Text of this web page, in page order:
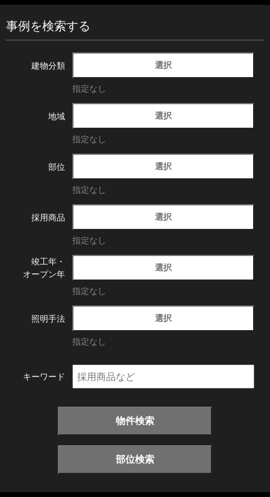
事例を検索する
建物分類 選択
指定なし
地域 選択
指定なし
部位 選択
指定なし
採用商品 選択
指定なし
竣工年・
オープン年
選択
指定なし
照明手法 選択
指定なし
キーワード
物件検索
部位検索